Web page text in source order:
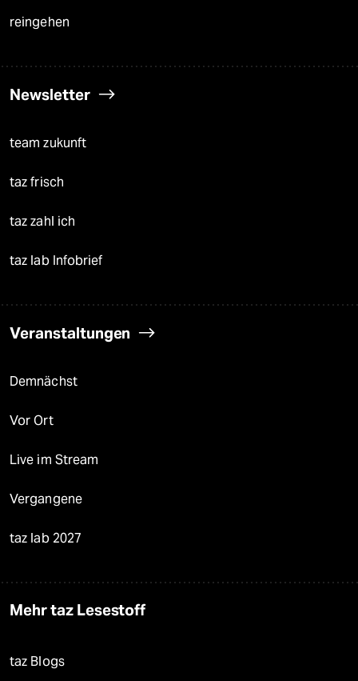
reingehen
Newsletter
team zukunft
taz frisch
taz zahl ich
taz lab Infobrief
Veranstaltungen
Demnächst
Vor Ort
Live im Stream
Vergangene
taz lab 2027
Mehr taz Lesestoff
taz Blogs